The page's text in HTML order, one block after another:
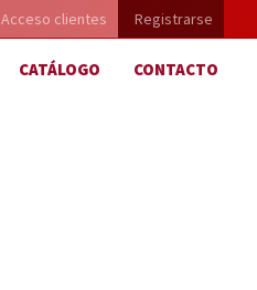
Acceso clientes Registrarse
CATÁLOGO CONTACTO